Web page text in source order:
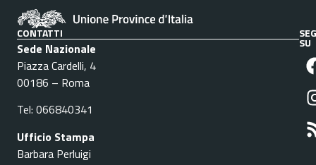
CONTATTI
Sede Nazionale
Piazza Cardelli, 4
00186 – Roma
Tel: 066840341
Ufficio Stampa
Barbara Perluigi
SU